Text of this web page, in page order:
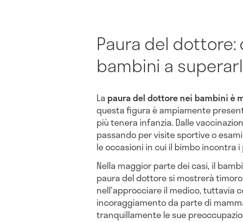
Paura del
bambini a
La paura del dottore nei bambini è
questa figura è ampiamente
più tenera infanzia. Dalle
passando per visite sportive o
le occasioni in cui il bimbo incontra
Nella maggior parte dei casi, il
paura del dottore si mostrerà
nell'approcciare il medico, tuttavia
incoraggiamento da parte di
tranquillamente le sue